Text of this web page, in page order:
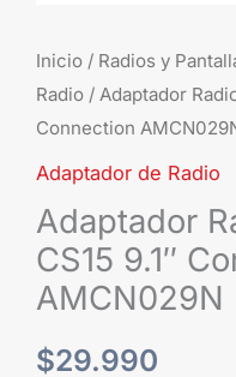
Inicio / Radios y
Radio / Adaptador
Connection
Adaptador de Radio
Adaptador
CS15 9.1″
AMCN029N
$29.990